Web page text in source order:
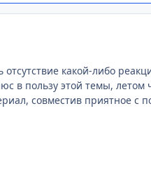
какой-либо
в пользу этой темы, летом
совместив приятное с